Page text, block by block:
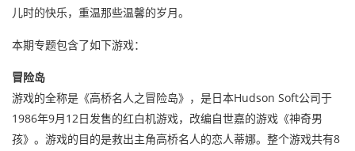
儿时的快乐，重温那些温馨的岁月。
本期专题包含了如下游戏：
冒险岛
游戏的全称是《高桥名人之冒险岛》，是日本Hudson Soft公司于
1986年9月12日发售的红白机游戏，改编自世嘉的游戏《神奇男
孩》。游戏的目的是救出主角高桥名人的恋人蒂娜。整个游戏共有8